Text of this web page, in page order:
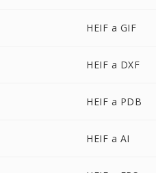
HEIF a GIF
HEIF a DXF
HEIF a PDB
HEIF a AI